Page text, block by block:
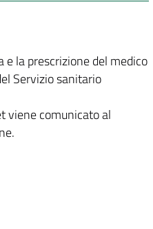
e la prescrizione del medico
Servizio sanitario
viene comunicato al